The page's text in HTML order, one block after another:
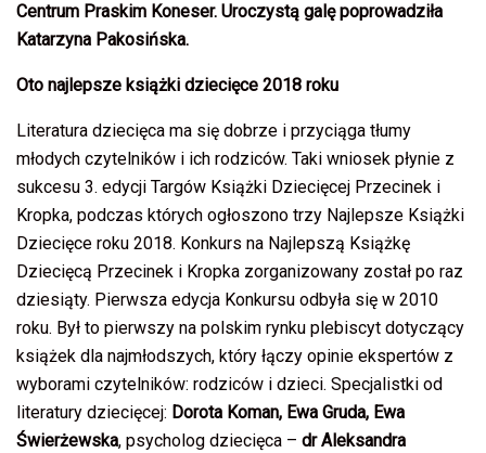
Centrum Praskim Koneser. Uroczystą galę poprowadziła
Katarzyna Pakosińska.
Oto najlepsze książki dziecięce 2018 roku
Literatura dziecięca ma się dobrze i przyciąga tłumy
młodych czytelników i ich rodziców. Taki wniosek płynie z
sukcesu 3. edycji Targów Książki Dziecięcej Przecinek i
Kropka, podczas których ogłoszono trzy Najlepsze Książki
Dziecięce roku 2018. Konkurs na Najlepszą Książkę
Dziecięcą Przecinek i Kropka zorganizowany został po raz
dziesiąty. Pierwsza edycja Konkursu odbyła się w 2010
roku. Był to pierwszy na polskim rynku plebiscyt dotyczący
książek dla najmłodszych, który łączy opinie ekspertów z
wyborami czytelników: rodziców i dzieci. Specjalistki od
literatury dziecięcej: Dorota Koman, Ewa Gruda, Ewa
Świerżewska, psycholog dziecięca – dr Aleksandra